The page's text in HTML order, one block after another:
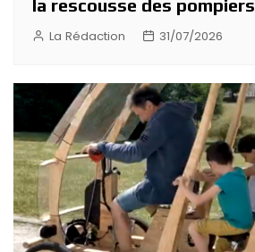
la rescousse des pompiers
La Rédaction 31/07/2026